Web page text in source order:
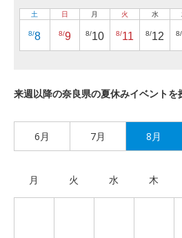
土
8/8
日
8/9
月
8/10
火
8/11
水
8/12 8/
来週以降の奈良県の夏休みイベントを
6月 7月 8月
月 火 水 木